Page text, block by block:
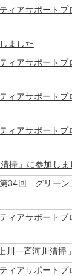
ィアサポート
ました
ィアサポート
ィアサポート
ィアサポート
掃」に参加しま
34回 グリーン
ィアサポート
川一斉河川清掃
ィアサポート